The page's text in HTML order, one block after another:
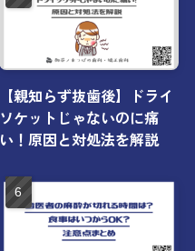
【親知らず抜歯後】ドライ
ソケットじゃないのに痛
い！原因と対処法を解説